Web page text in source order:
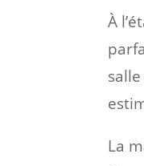
À
La